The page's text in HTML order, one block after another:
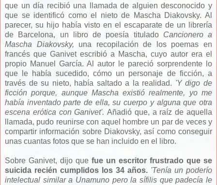
que un día recibió una llamada de alguien desconocido y
que se identificó como el nieto de Mascha Diakovsky. Al
parecer, su hijo había visto en el escaparate de un librería
de Barcelona, un libro de poesía titulado Cancionero a
Mascha Diakovsky, una recopilación de los poemas en
francés que Ganivet escribió a Mascha, cuyo autor era el
propio Manuel García. Al autor le pareció sorprendente lo
que le había sucedido, cómo un personaje de ficción, a
través de su nieto, había saltado a la realidad. 'Y digo de
ficción porque, aunque Mascha existió realmente, yo me
había inventado parte de ella, su cuerpo y alguna que otra
escena erótica con Ganivet'.Añadió que, a raíz de aquella
llamada, pudo reunirse con aquel hombre un par de veces y
compartir información sobre Diakovsky, así como conseguir
unas cuantas fotos que se han incluido en el libro.
Sobre Ganivet, dijo que fue un escritor frustrado que se
suicida recién cumplidos los 34 años. 'Tenía un poderío
intelectual similar a Unamuno pero la sífilis que padecía le